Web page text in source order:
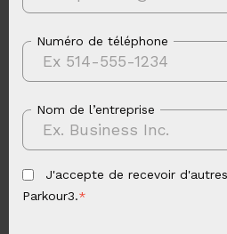
Numéro de téléphone
Nom de l’entreprise
J'accepte de recevoir
Parkour3.*